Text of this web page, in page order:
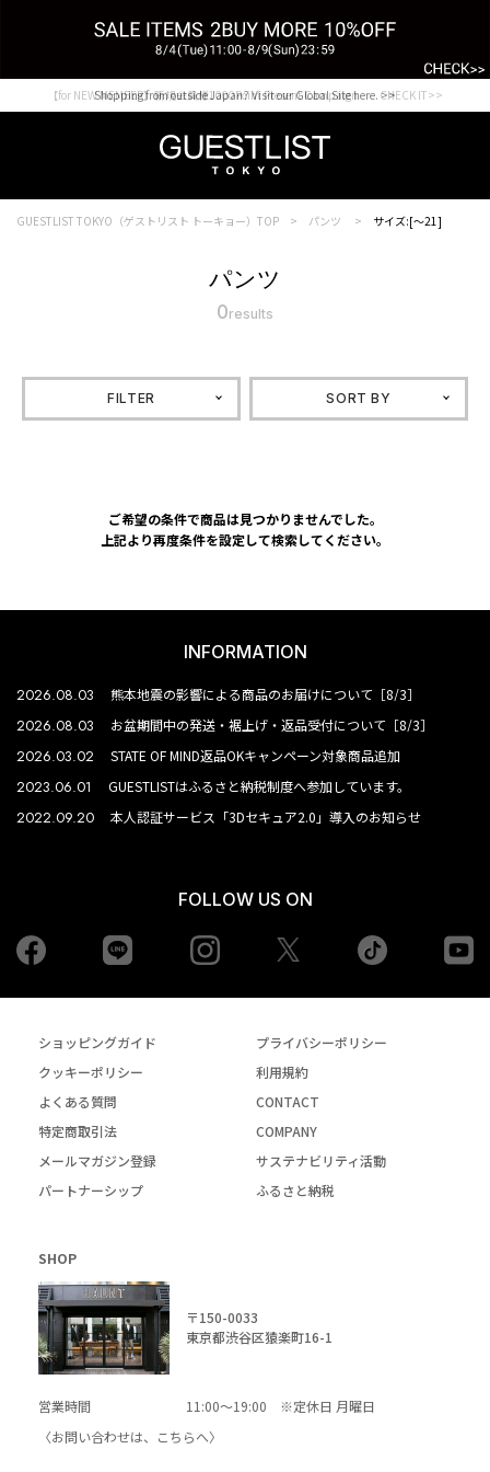
Shopping from outside Japan? Visit our Global Site here. >>
【for NEW MEMBER】新規会員様1000Point Present Campaign CHECK IT>>
GUESTLIST TOKYO（ゲストリスト トーキョー）TOP パンツ サイズ:[～21]
パンツ
0results
FILTER SORT BY
ご希望の条件で商品は見つかりませんでした。
上記より再度条件を設定して検索してください。
INFORMATION
2026.08.03 熊本地震の影響による商品のお届けについて［8/3］
2026.08.03 お盆期間中の発送・裾上げ・返品受付について［8/3］
2026.03.02 STATE OF MIND返品OKキャンペーン対象商品追加
2023.06.01 GUESTLISTはふるさと納税制度へ参加しています。
2022.09.20 本人認証サービス「3Dセキュア2.0」導入のお知らせ
FOLLOW US ON
Facebook Instagram tiktok
ショッピングガイド
プライバシーポリシー
クッキーポリシー
利用規約
よくある質問
CONTACT
特定商取引法
COMPANY
メールマガジン登録
サステナビリティ活動
パートナーシップ
ふるさと納税
SHOP
〒150-0033
東京都渋谷区猿楽町16-1
営業時間
11:00～19:00 ※定休日 月曜日
〈お問い合わせは、
こちらへ〉